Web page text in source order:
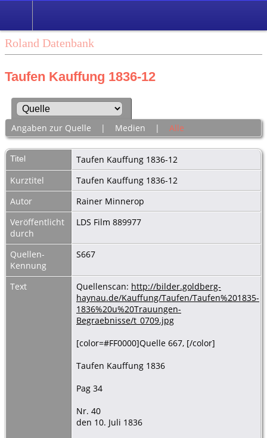
Roland Datenbank
Taufen Kauffung 1836-12
Angaben zur Quelle | Medien | Alle
Titel
Taufen Kauffung 1836-12
Kurztitel
Taufen Kauffung 1836-12
Autor
Rainer Minnerop
Veröffentlicht
durch
LDS Film 889977
Quellen-
Kennung
S667
Text Quellenscan: http://bilder.goldberg-
haynau.de/Kauffung/Taufen/Taufen%201835-
1836%20u%20Trauungen-
Begraebnisse/t_0709.jpg
[color=#FF0000]Quelle 667, [/color]
Taufen Kauffung 1836
Pag 34
Nr. 40
den 10. Juli 1836